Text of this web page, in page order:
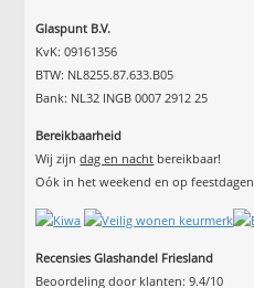
Glaspunt B.V.
KvK: 09161356
BTW: NL8255.87.633.B05
Bank: NL32 INGB 0007 2912 25
Bereikbaarheid
Wij zijndag en nacht bereikbaar!
Oók in het weekend en op feestdagen
Recensies Glashandel Friesland
Beoordeling door klanten:9.4/10